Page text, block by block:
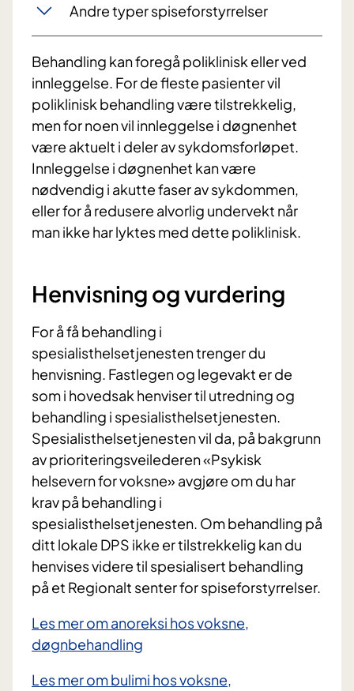
Andre typer spiseforstyrrelser
Behandling kan foregå poliklinisk eller ved
innleggelse. For de fleste pasienter vil
poliklinisk behandling være tilstrekkelig,
men for noen vil innleggelse i døgnenhet
være aktuelt i deler av sykdomsforløpet.
Innleggelse i døgnenhet kan være
nødvendig i akutte faser av sykdommen,
eller for å redusere alvorlig undervekt når
man ikke har lyktes med dette poliklinisk.
Henvisning og vurdering
For å få behandling i
spesialisthelsetjenesten trenger du
henvisning. Fastlegen og legevakt er de
som i hovedsak henviser til utredning og
behandling i spesialisthelsetjenesten.
Spesialisthelsetjenesten vil da, på bakgrunn
av prioriteringsveilederen «Psykisk
helsevern for voksne» avgjøre om du har
krav på behandling i
spesialisthelsetjenesten. Om behandling på
ditt lokale DPS ikke er tilstrekkelig kan du
henvises videre til spesialisert behandling
på et Regionalt senter for spiseforstyrrelser.
Les mer om anoreksi hos voksne,
døgnbehandling
Les mer om bulimi hos voksne,